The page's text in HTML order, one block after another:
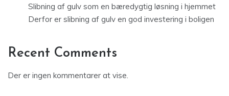
Slibning af gulv som en bæredygtig løsning i hjemmet
Derfor er slibning af gulv en god investering i boligen
Recent Comments
Der er ingen kommentarer at vise.